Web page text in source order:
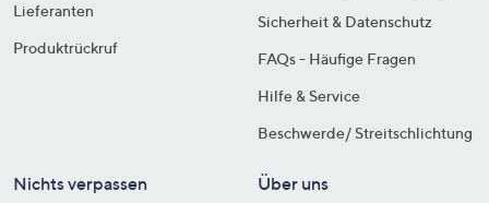
Lieferanten
Produktrückruf
Sicherheit & Datenschutz
FAQs - Häufige Fragen
Hilfe & Service
Beschwerde/ Streitschlichtung
Nichts verpassen Über uns